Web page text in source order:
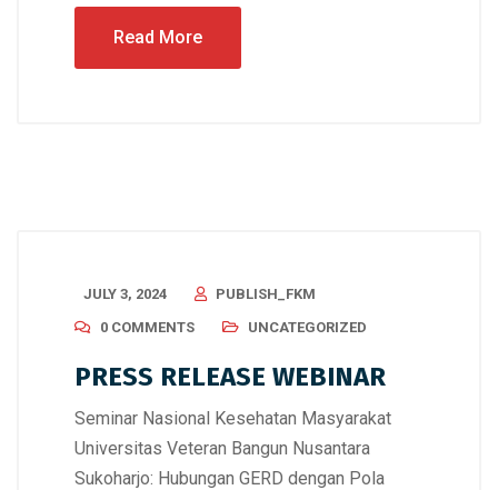
Read More
JULY 3, 2024
PUBLISH_FKM
0 COMMENTS
UNCATEGORIZED
PRESS RELEASE WEBINAR
Seminar Nasional Kesehatan Masyarakat
Universitas Veteran Bangun Nusantara
Sukoharjo: Hubungan GERD dengan Pola